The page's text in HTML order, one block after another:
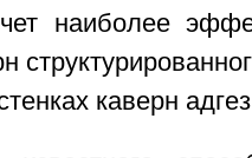
наиболее
каверн